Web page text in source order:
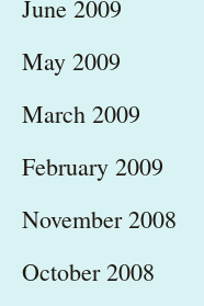
June 2009
May 2009
March 2009
February 2009
November 2008
October 2008